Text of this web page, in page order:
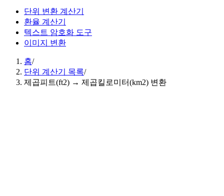
단위 변환 계산기
환율 계산기
텍스트 암호화 도구
이미지 변환
홈/
단위 계산기 목록/
제곱피트(ft2) → 제곱킬로미터(km2) 변환